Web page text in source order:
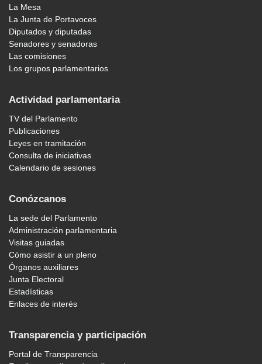
La Mesa
La Junta de Portavoces
Diputados y diputadas
Senadores y senadoras
Las comisiones
Los grupos parlamentarios
Actividad parlamentaria
TV del Parlamento
Publicaciones
Leyes en tramitación
Consulta de iniciativas
Calendario de sesiones
Conózcanos
La sede del Parlamento
Administración parlamentaria
Visitas guiadas
Cómo asistir a un pleno
Órganos auxiliares
Junta Electoral
Estadísticas
Enlaces de interés
Transparencia y participación
Portal de Transparencia